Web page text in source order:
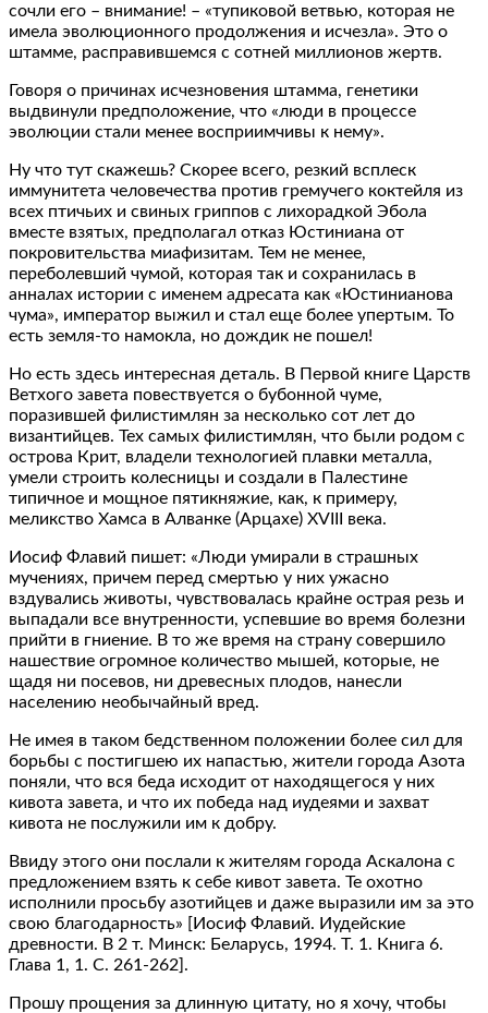
сочли его – внимание! – «тупиковой ветвью, которая не
имела эволюционного продолжения и исчезла». Это о
штамме, расправившемся с сотней миллионов жертв.
Говоря о причинах исчезновения штамма, генетики
выдвинули предположение, что «люди в процессе
эволюции стали менее восприимчивы к нему».
Ну что тут скажешь? Скорее всего, резкий всплеск
иммунитета человечества против гремучего коктейля из
всех птичьих и свиных гриппов с лихорадкой Эбола
вместе взятых, предполагал отказ Юстиниана от
покровительства миафизитам. Тем не менее,
переболевший чумой, которая так и сохранилась в
анналах истории с именем адресата как «Юстинианова
чума», император выжил и стал еще более упертым. То
есть земля-то намокла, но дождик не пошел!
Но есть здесь интересная деталь. В Первой книге Царств
Ветхого завета повествуется о бубонной чуме,
поразившей филистимлян за несколько сот лет до
византийцев. Тех самых филистимлян, что были родом с
острова Крит, владели технологией плавки металла,
умели строить колесницы и создали в Палестине
типичное и мощное пятикняжие, как, к примеру,
меликство Хамса в Алванке (Арцахе) XVIII века.
Иосиф Флавий пишет: «Люди умирали в страшных
мучениях, причем перед смертью у них ужасно
вздувались животы, чувствовалась крайне острая резь и
выпадали все внутренности, успевшие во время болезни
прийти в гниение. В то же время на страну совершило
нашествие огромное количество мышей, которые, не
щадя ни посевов, ни древесных плодов, нанесли
населению необычайный вред.
Не имея в таком бедственном положении более сил для
борьбы с постигшею их напастью, жители города Азота
поняли, что вся беда исходит от находящегося у них
кивота завета, и что их победа над иудеями и захват
кивота не послужили им к добру.
Ввиду этого они послали к жителям города Аскалона с
предложением взять к себе кивот завета. Те охотно
исполнили просьбу азотийцев и даже выразили им за это
свою благодарность» [Иосиф Флавий. Иудейские
древности. В 2 т. Минск: Беларусь, 1994. Т. 1. Книга 6.
Глава 1, 1. С. 261-262].
Прошу прощения за длинную цитату, но я хочу, чтобы